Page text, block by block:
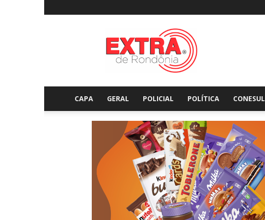
Extraderondonia.com.br
CAPA GERAL POLICIAL POLÍTICA CONESUL